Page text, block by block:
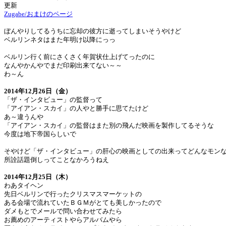
更新
Zugabe/おまけのページ
ぼんやりしてるうちに忘却の彼方に逝ってしまいそうやけど
ベルリンネタはまた年明け以降にっっ
ベルリン行く前にさくさく年賀状仕上げてったのに
なんやかんやでまだ印刷出来てない～～
わ～ん
2014年12月26日（金）
「ザ・インタビュー」の監督って
「アイアン・スカイ」の人やと勝手に思てたけど
あ～違うんや
「アイアン・スカイ」の監督はまた別の飛んだ映画を製作してるそうな
今度は地下帝国らしいで
そやけど「ザ・インタビュー」の肝心の映画としての出来ってどんなモン
所詮話題倒しってことなかろうねえ
2014年12月25日（木）
わあタイヘン
先日ベルリンで行ったクリスマスマーケットの
ある会場で流れていたＢＧＭがとても美しかったので
ダメもとでメールで問い合わせてみたら
お薦めのアーティストやらアルバムやら